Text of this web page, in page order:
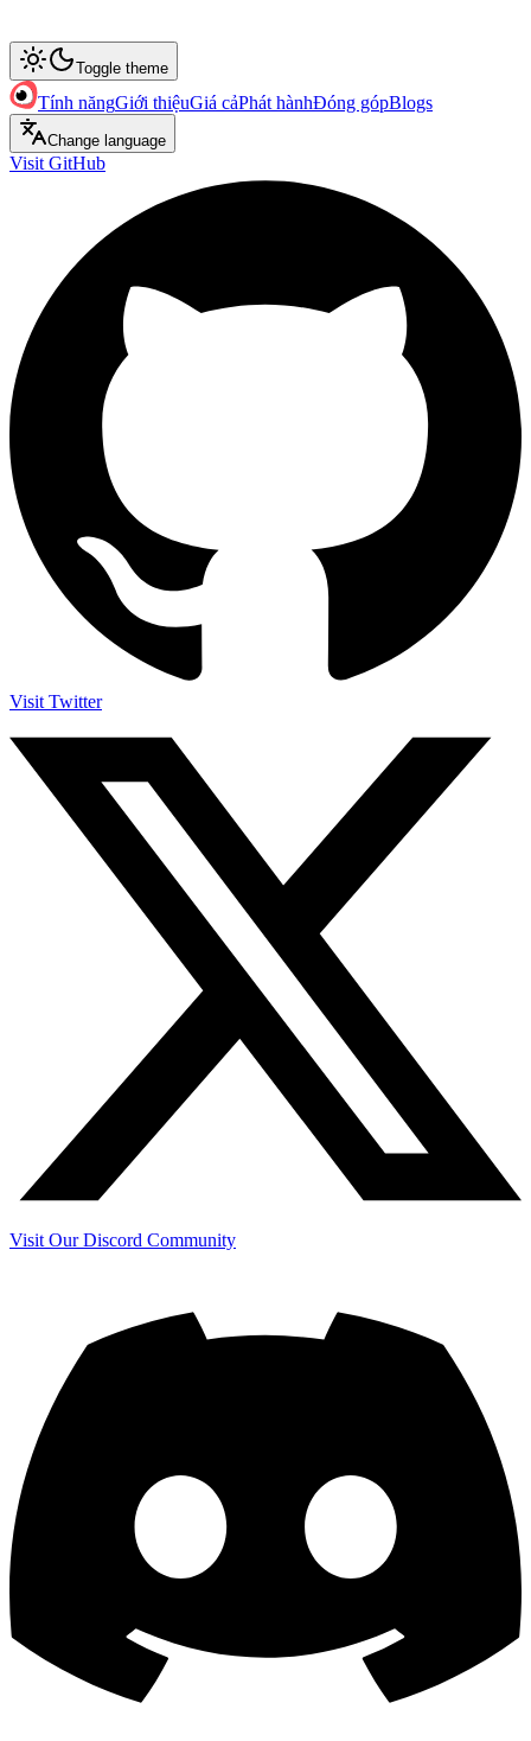
Toggle theme
Tính năngGiới thiệuGiá cảPhát hànhĐóng gópBlogs
Change language
Visit GitHub
Visit Twitter
Visit Our Discord Community